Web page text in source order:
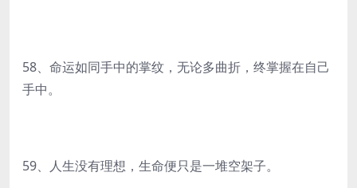
58、命运如同手中的掌纹，无论多曲折，终掌握在自己
手中。
59、人生没有理想，生命便只是一堆空架子。